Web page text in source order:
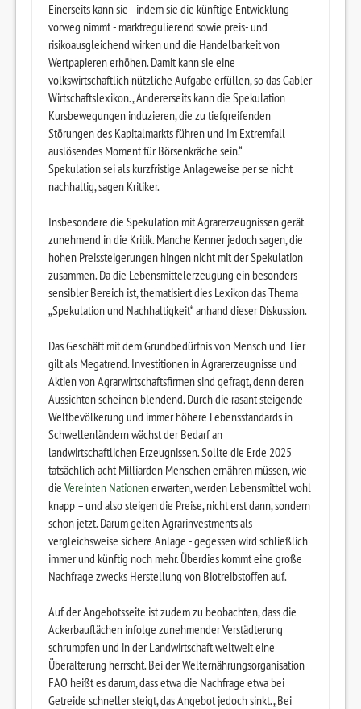
Einerseits kann sie - indem sie die künftige Entwicklung
vorweg nimmt - marktregulierend sowie preis- und
risikoausgleichend wirken und die Handelbarkeit von
Wertpapieren erhöhen. Damit kann sie eine
volkswirtschaftlich nützliche Aufgabe erfüllen, so das Gabler
Wirtschaftslexikon. „Andererseits kann die Spekulation
Kursbewegungen induzieren, die zu tiefgreifenden
Störungen des Kapitalmarkts führen und im Extremfall
auslösendes Moment für Börsenkräche sein.“
Spekulation sei als kurzfristige Anlageweise per se nicht
nachhaltig, sagen Kritiker.
Insbesondere die Spekulation mit Agrarerzeugnissen gerät
zunehmend in die Kritik. Manche Kenner jedoch sagen, die
hohen Preissteigerungen hingen nicht mit der Spekulation
zusammen. Da die Lebensmittelerzeugung ein besonders
sensibler Bereich ist, thematisiert dies Lexikon das Thema
„Spekulation und Nachhaltigkeit“ anhand dieser Diskussion.
Das Geschäft mit dem Grundbedürfnis von Mensch und Tier
gilt als Megatrend. Investitionen in Agrarerzeugnisse und
Aktien von Agrarwirtschaftsfirmen sind gefragt, denn deren
Aussichten scheinen blendend. Durch die rasant steigende
Weltbevölkerung und immer höhere Lebensstandards in
Schwellenländern wächst der Bedarf an
landwirtschaftlichen Erzeugnissen. Sollte die Erde 2025
tatsächlich acht Milliarden Menschen ernähren müssen, wie
die Vereinten Nationenerwarten, werden Lebensmittel wohl
knapp – und also steigen die Preise, nicht erst dann, sondern
schon jetzt. Darum gelten Agrarinvestments als
vergleichsweise sichere Anlage - gegessen wird schließlich
immer und künftig noch mehr. Überdies kommt eine große
Nachfrage zwecks Herstellung von Biotreibstoffen auf.
Auf der Angebotsseite ist zudem zu beobachten, dass die
Ackerbauflächen infolge zunehmender Verstädterung
schrumpfen und in der Landwirtschaft weltweit eine
Überalterung herrscht. Bei der Welternährungsorganisation
FAO heißt es darum, dass etwa die Nachfrage etwa bei
Getreide schneller steigt, das Angebot jedoch sinkt. „Bei